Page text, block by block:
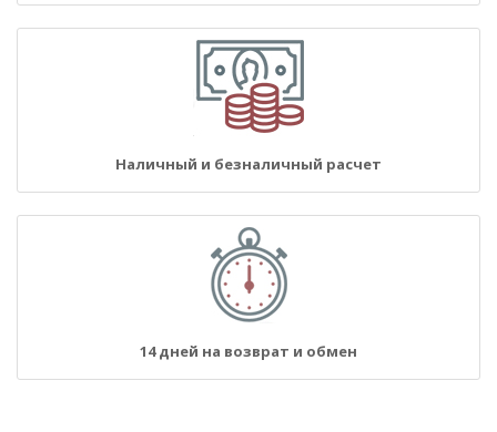
Наличный и безналичный расчет
14 дней на возврат и обмен